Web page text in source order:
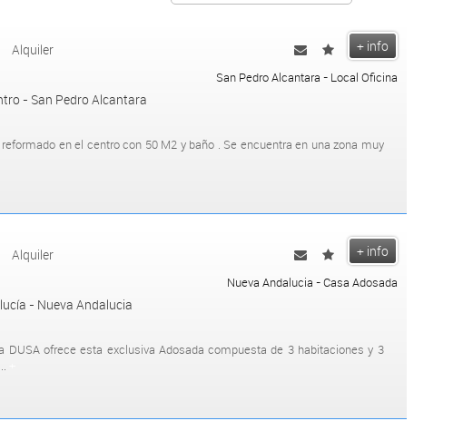
Alquiler + info
- San Pedro Alcantara
San Pedro Alcantara - Local Oficina
en el centro con 50 M2 y baño . Se encuentra en una zona muy
Alquiler + info
- Nueva Andalucia
Nueva Andalucia - Casa Adosada
DUSA ofrece esta exclusiva Adosada compuesta de 3 habitaciones y 3